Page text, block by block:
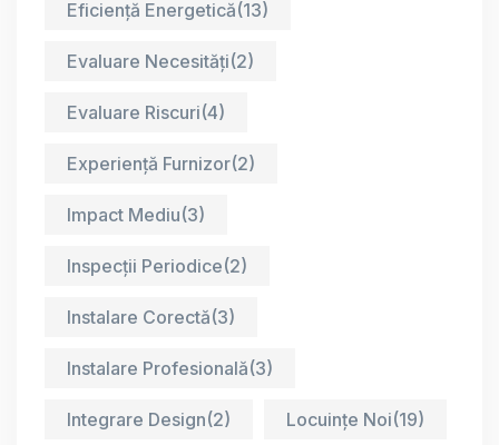
Eficiență Energetică(13)
Evaluare Necesități(2)
Evaluare Riscuri(4)
Experiență Furnizor(2)
Impact Mediu(3)
Inspecții Periodice(2)
Instalare Corectă(3)
Instalare Profesională(3)
Integrare Design(2) Locuințe Noi(19)